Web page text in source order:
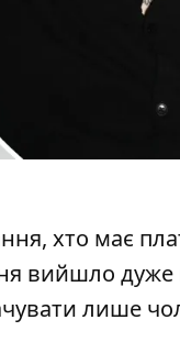
хто має
вийшло
лише